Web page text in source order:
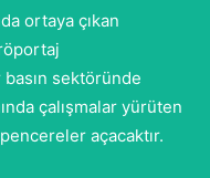
ortaya çıkan
sektöründe
çalışmalar yürüten
açacaktır.